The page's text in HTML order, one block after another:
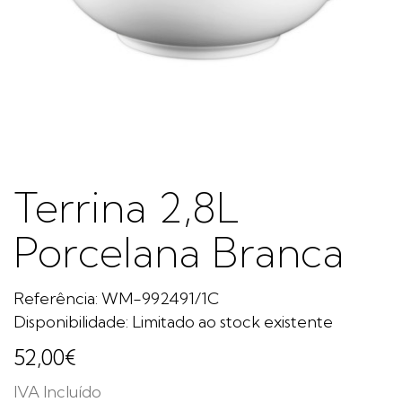
Terrina 2,8L
Porcelana Branca
Referência: WM-992491/1C
Disponibilidade: Limitado ao stock existente
52,00€
IVA Incluído